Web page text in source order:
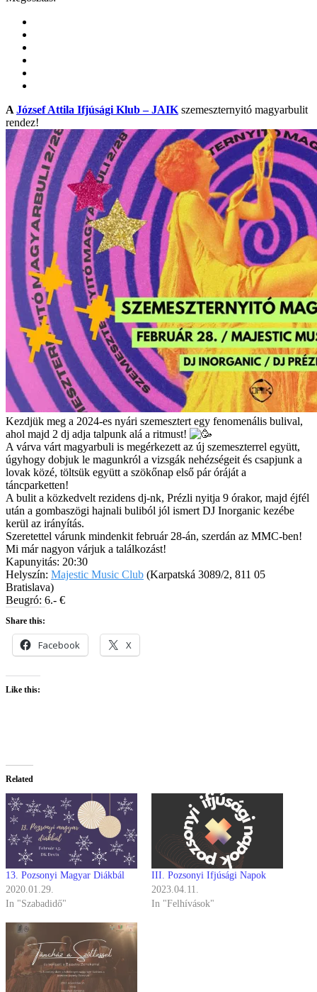
A József Attila Ifjúsági Klub – JAIK szemeszternyitó magyarbulit
rendez!
Kezdjük meg a 2024-es nyári szemesztert egy fenomenális bulival,
ahol majd 2 dj adja talpunk alá a ritmust!
A várva várt magyarbuli is megérkezett az új szemeszterrel együtt,
úgyhogy dobjuk le magunkról a vizsgák nehézségeit és csapjunk a
lovak közé, töltsük együtt a szökőnap első pár óráját a
táncparketten!
A bulit a közkedvelt rezidens dj-nk, Prézli nyitja 9 órakor, majd éjfél
után a gombaszögi hajnali buliból jól ismert DJ Inorganic kezébe
kerül az irányítás.
Szeretettel várunk mindenkit február 28-án, szerdán az MMC-ben!
Mi már nagyon várjuk a találkozást!
Kapunyitás: 20:30
Helyszín: Majestic Music Club (Karpatská 3089/2, 811 05
Bratislava)
Beugró: 6.- €
Share this:
Facebook X
Like this:
Related
13. Pozsonyi Magyar Diákbál
2020.01.29.
In "Szabadidő"
III. Pozsonyi Ifjúsági Napok
2023.04.11.
In "Felhívások"